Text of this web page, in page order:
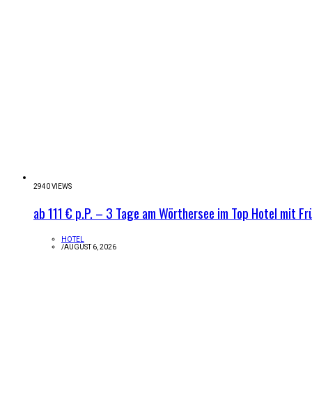
2940 VIEWS
ab 111 € p.P. – 3 Tage am Wörthersee im Top Hotel mit
HOTEL
/AUGUST 6, 2026